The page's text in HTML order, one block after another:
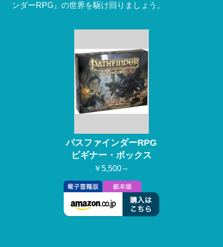
ンダーRPG』の世界を駆け回りましょう。
パスファインダーRPG
ビギナー・ボックス
￥5,500～